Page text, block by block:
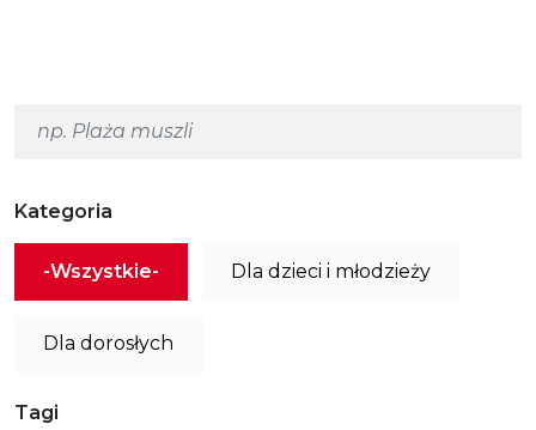
Kategoria
-Wszystkie- Dla dzieci i młodzieży
Dla dorosłych
Tagi